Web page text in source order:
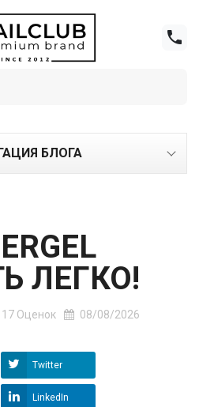

БЛОГА
ЛЕГКО!
Оценок
08/08/2026
Twitter
LinkedIn